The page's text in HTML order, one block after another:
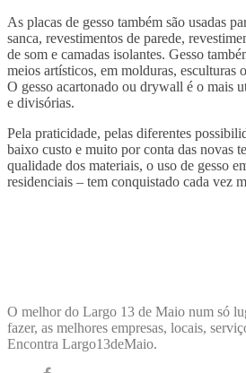
As placas de gesso também são usadas
sanca, revestimentos de parede,
de som e camadas isolantes. Gesso
meios artísticos, em molduras, esculturas
O gesso acartonado ou drywall é o mais
e divisórias.
Pela praticidade, pelas diferentes
baixo custo e muito por conta das novas
qualidade dos materiais, o uso de gesso
residenciais – tem conquistado cada vez
O melhor do Largo 13 de Maio num só
fazer, as melhores empresas, locais,
Encontra Largo13deMaio.